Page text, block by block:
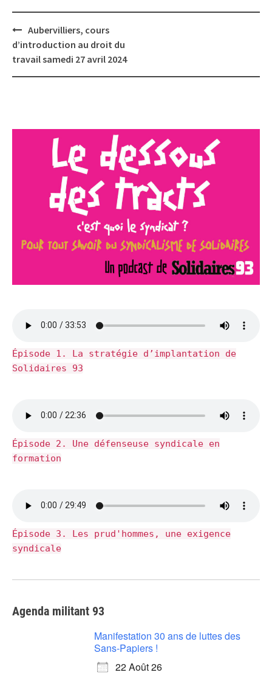
Post
navigation
Aubervilliers, cours
d’introduction au droit du
travail samedi 27 avril 2024
Épisode 1. La stratégie d’implantation de
Solidaires 93
Épisode 2. Une défenseuse syndicale en
formation
Épisode 3. Les prud'hommes, une exigence
syndicale
Agenda militant 93
Manifestation 30 ans de luttes des
Sans-Papiers !
22 Août 26